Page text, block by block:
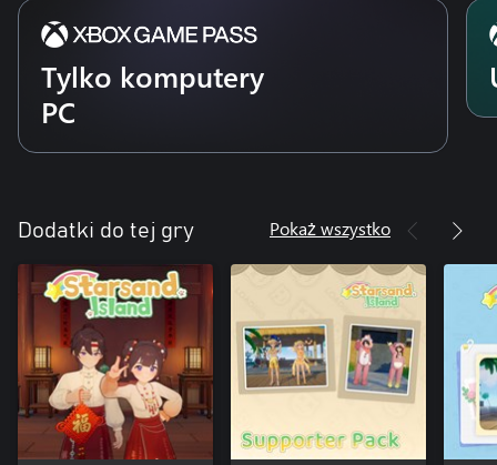
Tylko komputery
PC
Dodatki do tej gry Pokaż wszystko